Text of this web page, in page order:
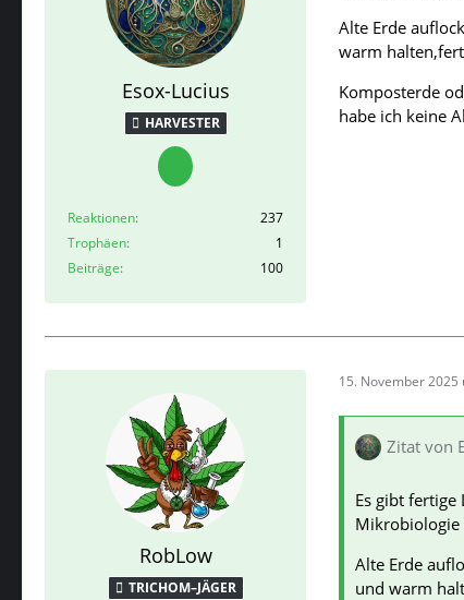
Esox-Lucius
HARVESTER
Reaktionen
237
Trophäen
1
Beiträge
100
Alte Erde
warm
Komposterde
habe ich keine
RobLow
TRICHOM–JÄGER
15. November 2025
Zitat von
Es gibt fertige
Mikrobiologie
Alte Erde
und warm